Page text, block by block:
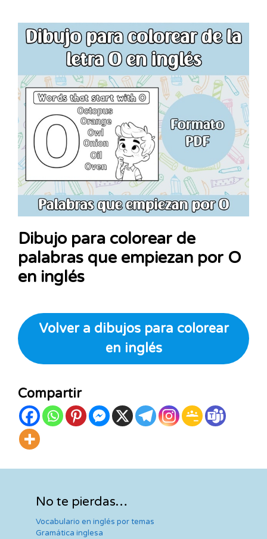
Dibujo para colorear de
palabras que empiezan por O
en inglés
Volver a dibujos para colorear
en inglés
Compartir
No te pierdas…
Vocabulario en inglés por temas
Gramática inglesa